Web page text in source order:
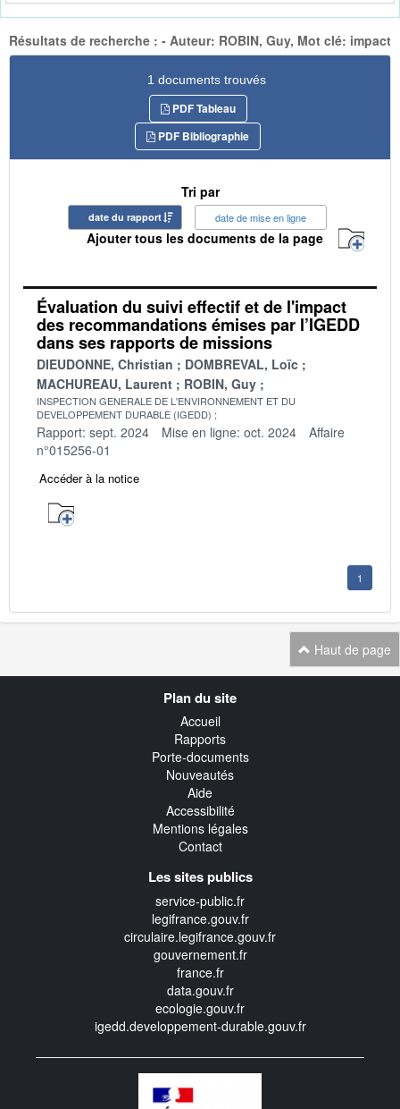
Résultats de recherche : - Auteur: ROBIN, Guy, Mot clé: impact
1 documents trouvés
PDF Tableau
PDF Bibliographie
Tri par
date du rapport date de mise en ligne
Ajouter tous les documents de la page
Évaluation du suivi effectif et de l'impact
des recommandations émises par l’IGEDD
dans ses rapports de missions
DIEUDONNE, Christian
DOMBREVAL, Loïc
MACHUREAU, Laurent
ROBIN, Guy
INSPECTION GENERALE DE L'ENVIRONNEMENT ET DU
DEVELOPPEMENT DURABLE (IGEDD)
Rapport: sept. 2024 Mise en ligne: oct. 2024
Affaire
n°015256-01
Accéder à la notice
1
Haut de page
Plan du site
Accueil
Rapports
Porte-documents
Nouveautés
Aide
Accessibilité
Mentions légales
Contact
Les sites publics
service-public.fr
legifrance.gouv.fr
circulaire.legifrance.gouv.fr
gouvernement.fr
france.fr
data.gouv.fr
ecologie.gouv.fr
igedd.developpement-durable.gouv.fr